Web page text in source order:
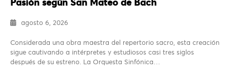
Pasión según San Mateo de Bach
agosto 6, 2026
Considerada una obra maestra del repertorio sacro, esta creación
sigue cautivando a intérpretes y estudiosos casi tres siglos
después de su estreno. La Orquesta Sinfónica…